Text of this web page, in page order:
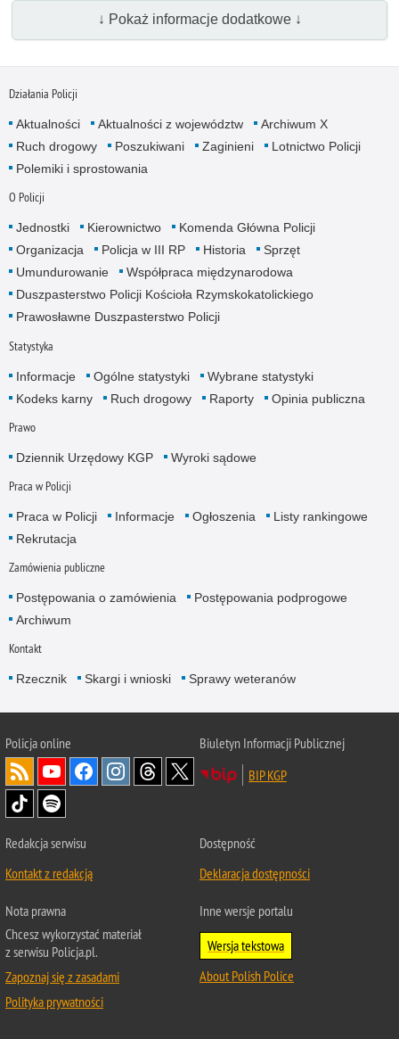
↓ Pokaż informacje dodatkowe ↓
Działania Policji
Aktualności Aktualności z województw
Archiwum X
Ruch drogowy
Poszukiwani Zaginieni
Lotnictwo Policji
Polemiki i sprostowania
O Policji
Jednostki Kierownictwo
Komenda Główna Policji
Organizacja
Policja w III RP Historia
Sprzęt
Umundurowanie
Współpraca międzynarodowa
Duszpasterstwo Policji Kościoła Rzymskokatolickiego
Prawosławne Duszpasterstwo Policji
Statystyka
Informacje Ogólne statystyki
Wybrane statystyki
Kodeks karny
Ruch drogowy Raporty Opinia publiczna
Prawo
Dziennik Urzędowy KGP Wyroki sądowe
Praca w Policji
Praca w Policji Informacje Ogłoszenia
Listy rankingowe
Rekrutacja
Zamówienia publiczne
Postępowania o zamówienia
Postępowania podprogowe
Archiwum
Kontakt
Rzecznik Skargi i wnioski Sprawy weteranów
Policjaonline
Biuletyn Informacji Publicznej
BIP KGP
Redakcja serwisu
Kontakt z redakcją
Dostępność
Deklaracja dostępności
Nota prawna
Chcesz wykorzystać materiał
z serwisu Policja.pl.
Zapoznaj się z zasadami
Polityka prywatności
Inne wersje portalu
Wersja tekstowa
About Polish Police